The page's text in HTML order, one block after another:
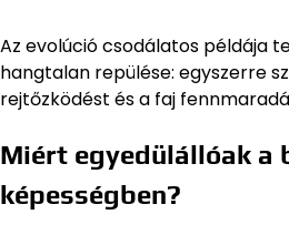
Az evolúció csodálatos példája
hangtalan repülése: egyszerre
rejtőzködést és a faj
Miért egyedülállóak a
képességben?